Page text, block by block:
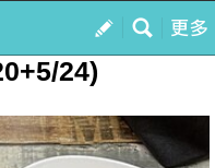
我的
24)